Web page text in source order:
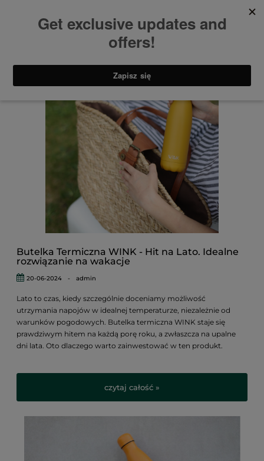
Butelka Termiczna WINK - Hit na Lato. Idealne
rozwiązanie na wakacje
20-06-2024 - admin
Lato to czas, kiedy szczególnie doceniamy możliwość
utrzymania napojów w idealnej temperaturze, niezależnie od
warunków pogodowych. Butelka termiczna WINK staje się
prawdziwym hitem na każdą porę roku, a zwłaszcza na upalne
dni lata. Oto dlaczego warto zainwestować w ten produkt.
czytaj całość »